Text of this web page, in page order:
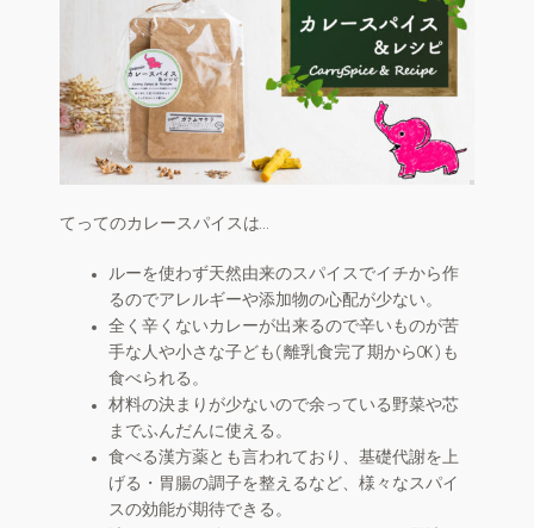
てってのスパイスが買える＆食べられるお店
よくあるご質問
お店の概要
お問い合わせ
マイアカウント
h
a
n
n
e
l
てってのカレースパイスは…
ルーを使わず天然由来のスパイスでイチから作
るのでアレルギーや添加物の心配が少ない。
全く辛くないカレーが出来るので辛いものが苦
手な人や小さな子ども(離乳食完了期からOK)も
食べられる。
材料の決まりが少ないので余っている野菜や芯
までふんだんに使える。
食べる漢方薬とも言われており、基礎代謝を上
げる・胃腸の調子を整えるなど、様々なスパイ
スの効能が期待できる。